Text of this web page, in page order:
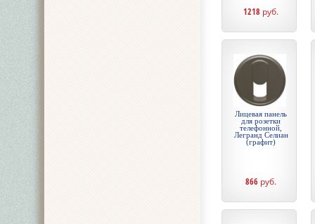
1218 руб.
Лицевая панель
для розетки
телефонной,
Легранд Селиан
(графит)
866 руб.